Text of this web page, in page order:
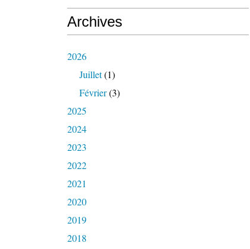
Archives
2026
Juillet(1)
Février(3)
2025
2024
2023
2022
2021
2020
2019
2018